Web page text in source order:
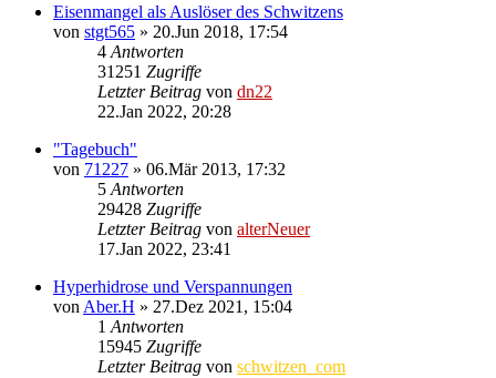
Eisenmangel als Auslöser des Schwitzens
von stgt565 » 20.Jun 2018, 17:54
4 Antworten
31251 Zugriffe
Letzter Beitrag von dn22
22.Jan 2022, 20:28
"Tagebuch"
von 71227 » 06.Mär 2013, 17:32
5 Antworten
29428 Zugriffe
Letzter Beitrag von alterNeuer
17.Jan 2022, 23:41
Hyperhidrose und Verspannungen
von Aber.H » 27.Dez 2021, 15:04
1 Antworten
15945 Zugriffe
Letzter Beitrag von schwitzen_com